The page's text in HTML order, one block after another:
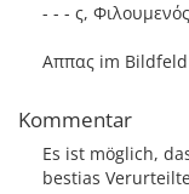
- - - ς,
Αππας im Bildfeld
Kommentar
Es ist möglich,
bestias